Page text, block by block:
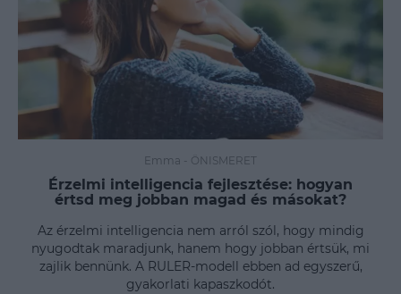
Emma - ÖNISMERET
Érzelmi intelligencia fejlesztése: hogyan
értsd meg jobban magad és másokat?
Az érzelmi intelligencia nem arról szól, hogy mindig
nyugodtak maradjunk, hanem hogy jobban értsük, mi
zajlik bennünk. A RULER-modell ebben ad egyszerű,
gyakorlati kapaszkodót.